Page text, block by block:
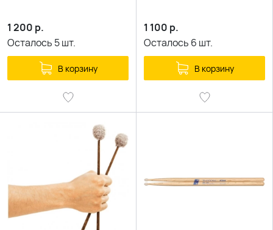
1 200 р.
Осталось 5шт.
В корзину
1 100 р.
Осталось 6 шт.
В корзину